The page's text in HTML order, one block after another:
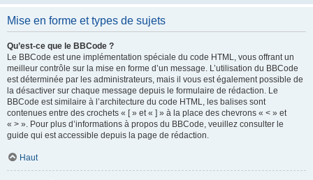
Mise en forme et types de sujets
Qu’est-ce que le BBCode ?
Le BBCode est une implémentation spéciale du code HTML, vous offrant un
meilleur contrôle sur la mise en forme d’un message. L’utilisation du BBCode
est déterminée par les administrateurs, mais il vous est également possible de
la désactiver sur chaque message depuis le formulaire de rédaction. Le
BBCode est similaire à l’architecture du code HTML, les balises sont
contenues entre des crochets « [ » et « ] » à la place des chevrons « < » et
« > ». Pour plus d’informations à propos du BBCode, veuillez consulter le
guide qui est accessible depuis la page de rédaction.
Haut